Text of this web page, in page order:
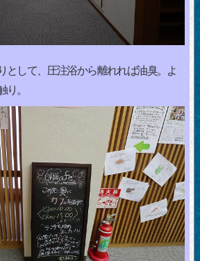
として、圧注浴から離れれば油臭。よ
り。